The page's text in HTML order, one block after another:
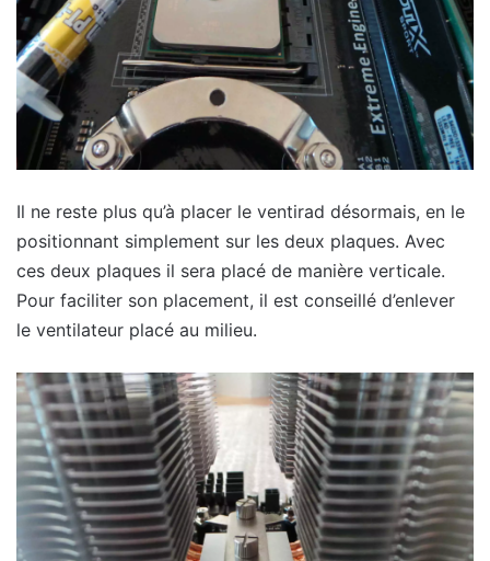
Il ne reste plus qu’à placer le ventirad désormais, en le
positionnant simplement sur les deux plaques. Avec
ces deux plaques il sera placé de manière verticale.
Pour faciliter son placement, il est conseillé d’enlever
le ventilateur placé au milieu.